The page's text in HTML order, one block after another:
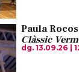
Paula
Clàssic
dg. 13.09.26